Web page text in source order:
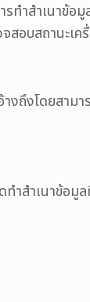
ำสำเนาข้อ
จสอบสถานะ
งถึงโดยส
ำเนาข้อมูล